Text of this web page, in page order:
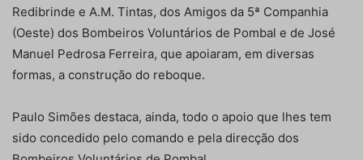
Redibrinde e A.M. Tintas, dos Amigos da 5ª Companhia
(Oeste) dos Bombeiros Voluntários de Pombal e de José
Manuel Pedrosa Ferreira, que apoiaram, em diversas
formas, a construção do reboque.
Paulo Simões destaca, ainda, todo o apoio que lhes tem
sido concedido pelo comando e pela direcção dos